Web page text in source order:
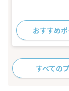
おすすめ
すべての